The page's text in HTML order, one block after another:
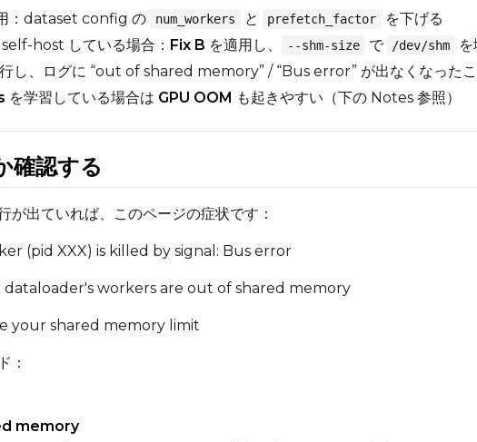
：dataset config の num_workers と prefetch_factor
を下げる
host している場合： Fix B を適用し、 --shm-size で /dev/shm
し、ログに “out of shared memory” / “Bus error” が出なくなった
を学習している場合は GPU OOM も起きやすい（下の Notes 参照）
確認する
が出ていれば、このページの症状です：
(pid XXX) is killed by signal: Bus error
dataloader's workers are out of shared memory
your shared memory limit
：
memory